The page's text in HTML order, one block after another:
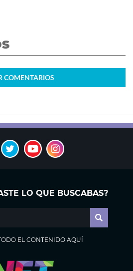
COMENTARIOS
LO QUE BUSCABAS?
EL CONTENIDO AQUÍ